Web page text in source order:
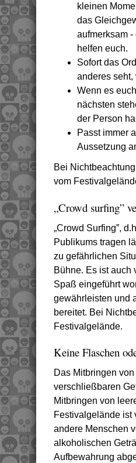
kleinen
das
aufmerksam
helfen euch.
Sofort das
anderes
Wenn es
nächsten
der Person
Passt immer
Aussetzung
Bei
vom
„Crowd surfing”
„Crowd Surfing”,
Publikums tragen
zu gefährlichen
Bühne. Es ist auch
Spaß eingeführt
gewährleisten und
bereitet. Bei
Festivalgelände.
Keine Flaschen
Das Mitbringen
verschließbaren
Mitbringen von
Festivalgelände ist
andere Menschen
alkoholischen
Aufbewahrung